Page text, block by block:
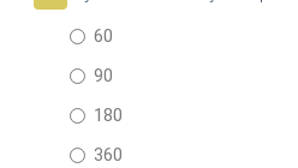
60
90
180
360